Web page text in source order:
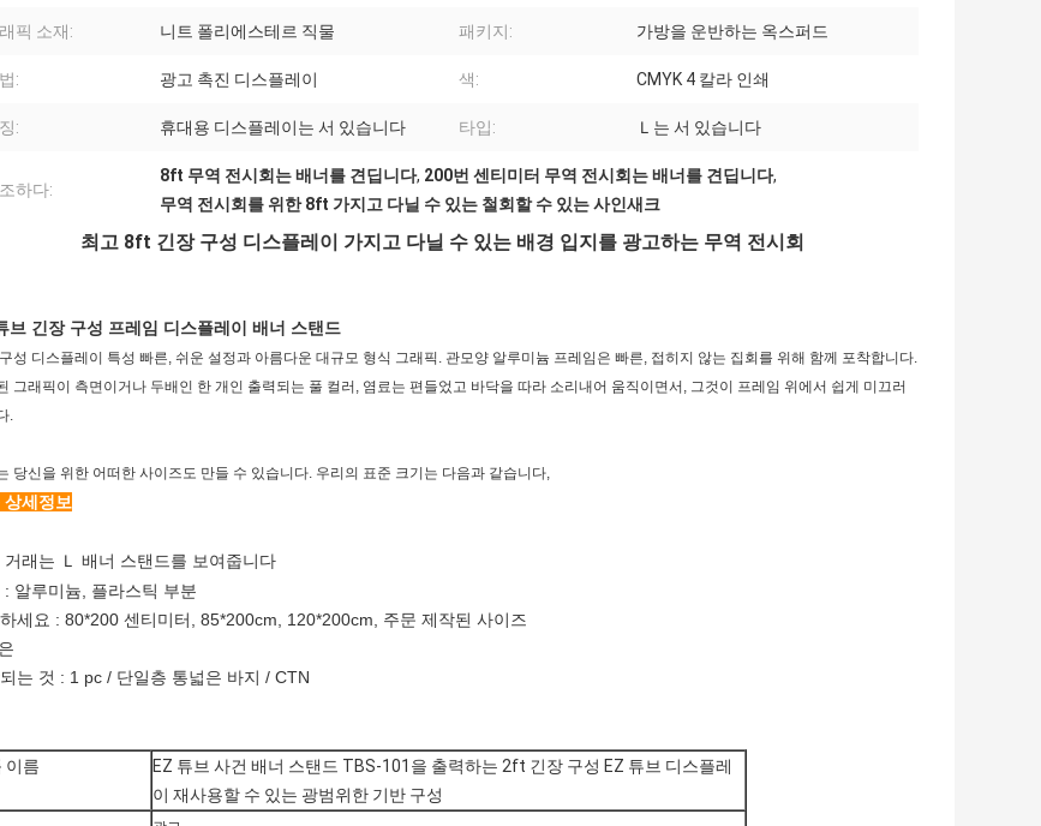
픽 소재: 니트 폴리에스테르 직물 패키지: 가방을 운반하는 옥스퍼드
: 광고 촉진 디스플레이 색: CMYK 4 칼라 인쇄
: 휴대용 디스플레이는 서 있습니다 타입: Ｌ는 서 있습니다
하다:
8ft 무역 전시회는 배너를 견딥니다, 200번 센티미터 무역 전시회는 배너를 견딥니다,
무역 전시회를 위한 8ft 가지고 다닐 수 있는 철회할 수 있는 사인새크
최고 8ft 긴장 구성 디스플레이 가지고 다닐 수 있는 배경 입지를 광고하는 무역 전시회
브 긴장 구성 프레임 디스플레이 배너 스탠드
성 디스플레이 특성 빠른, 쉬운 설정과 아름다운 대규모 형식 그래픽. 관모양 알루미늄 프레임은 빠른, 접히지 않는 집회를 위해 함께 포착합니다.
그래픽이 측면이거나 두배인 한 개인 출력되는 풀 컬러, 염료는 편들었고 바닥을 따라 소리내어 움직이면서, 그것이 프레임 위에서 쉽게 미끄러
.
당신을 위한 어떠한 사이즈도 만들 수 있습니다. 우리의 표준 크기는 다음과 같습니다,
상세정보
거래는 Ｌ 배너 스탠드를 보여줍니다
: 알루미늄, 플라스틱 부분
세요 : 80*200 센티미터, 85*200cm, 120*200cm, 주문 제작된 사이즈
는 것 : 1 pc / 단일층 통넓은 바지 / CTN
이름
EZ 튜브 사건 배너 스탠드 TBS-101을 출력하는 2ft 긴장 구성 EZ 튜브 디스플레
이 재사용할 수 있는 광범위한 기반 구성